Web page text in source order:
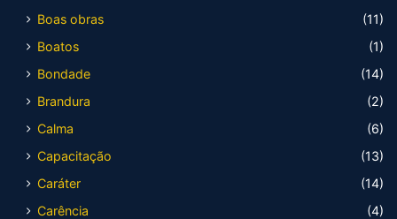
Boas obras
(11)
Boatos
(1)
Bondade
(14)
Brandura
(2)
Calma
(6)
Capacitação
(13)
Caráter
(14)
Carência
(4)